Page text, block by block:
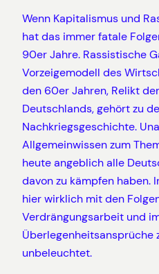
Wenn Kapitalismus und
hat das immer fatale
90er Jahre. Rassistische
Vorzeigemodell des
den 60er Jahren, Relikt
Deutschlands, gehört zu
Nachkriegsgeschichte.
Allgemeinwissen zum
heute angeblich alle
davon zu kämpfen haben.
hier wirklich mit den
Verdrängungsarbeit und
Überlegenheitsansprüche
unbeleuchtet.